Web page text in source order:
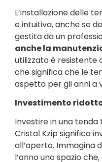
L’installazione delle
e intuitiva, anche se
gestita da un
anche la
utilizzato è resistente
che significa che le
aspetto per gli anni a
Investimento
Investire in una
Cristal Kzip significa
all’aperto.
l’anno uno spazio